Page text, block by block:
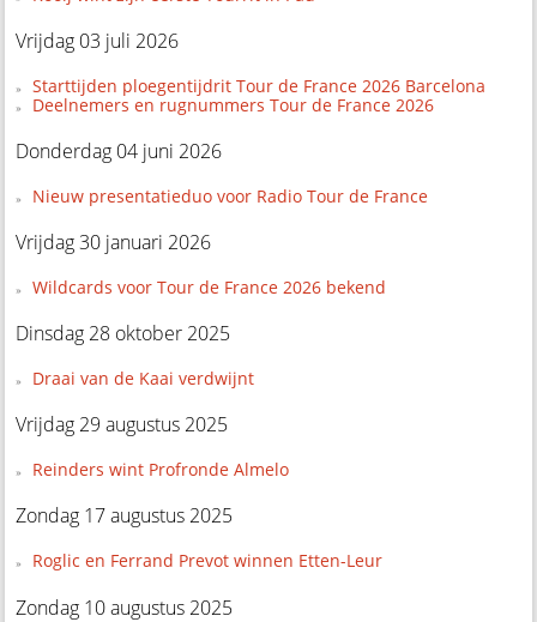
Vrijdag 03 juli 2026
Starttijden ploegentijdrit Tour de France 2026 Barcelona
Deelnemers en rugnummers Tour de France 2026
Donderdag 04 juni 2026
Nieuw presentatieduo voor Radio Tour de France
Vrijdag 30 januari 2026
Wildcards voor Tour de France 2026 bekend
Dinsdag 28 oktober 2025
Draai van de Kaai verdwijnt
Vrijdag 29 augustus 2025
Reinders wint Profronde Almelo
Zondag 17 augustus 2025
Roglic en Ferrand Prevot winnen Etten-Leur
Zondag 10 augustus 2025